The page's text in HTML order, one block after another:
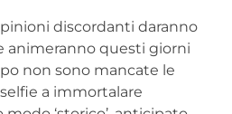
discordanti daranno
animeranno questi giorni
non sono mancate le
a immortalare